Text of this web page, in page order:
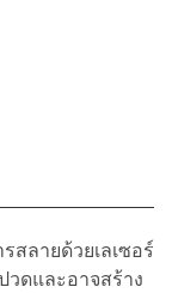
สลายด้วยเลเซอร์
วดและอาจสร้าง